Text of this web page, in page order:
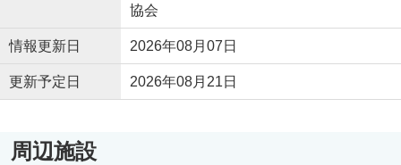
協会
情報更新日 2026年08月07日
更新予定日 2026年08月21日
周辺施設